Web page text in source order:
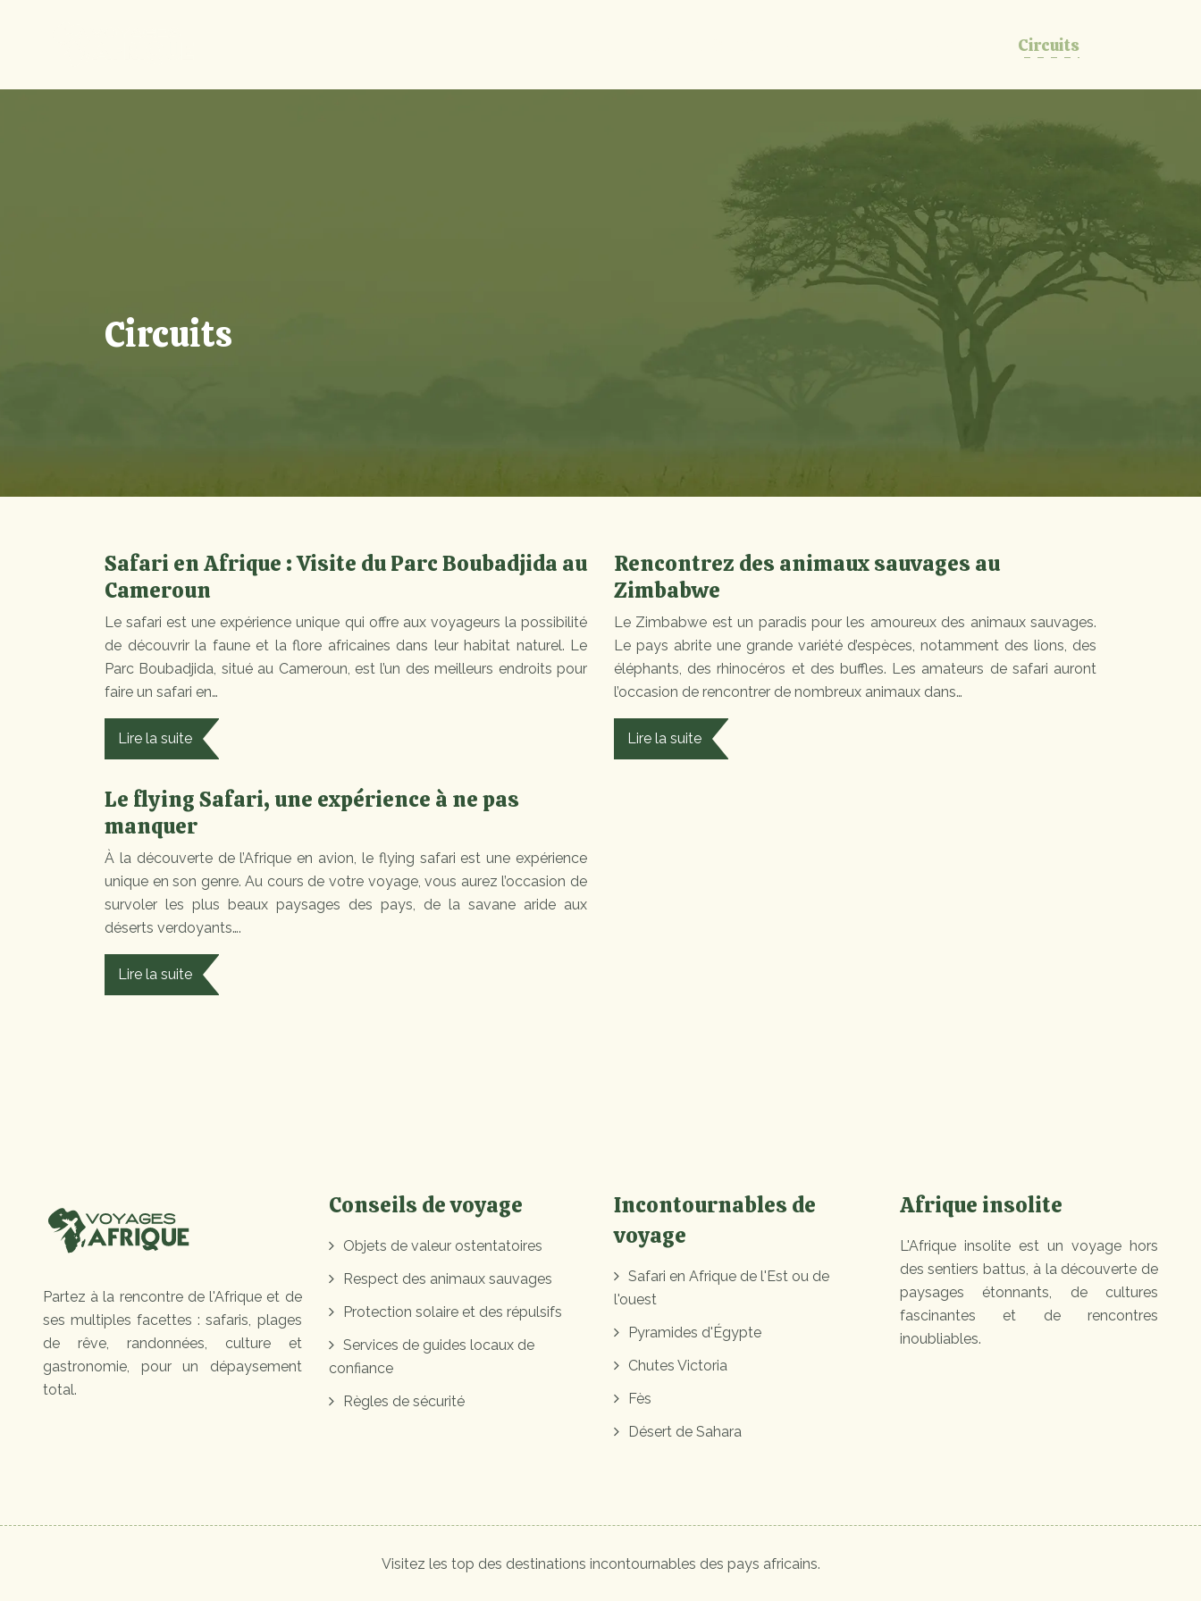
Circuits
Circuits
Safari en Afrique : Visite du Parc Boubadjida au
Cameroun
Le safari est une expérience unique qui offre aux voyageurs la possibilité
de découvrir la faune et la flore africaines dans leur habitat naturel. Le
Parc Boubadjida, situé au Cameroun, est l’un des meilleurs endroits pour
faire un safari en…
Lire la suite
Rencontrez des animaux sauvages au
Zimbabwe
Le Zimbabwe est un paradis pour les amoureux des animaux sauvages.
Le pays abrite une grande variété d’espèces, notamment des lions, des
éléphants, des rhinocéros et des buffles. Les amateurs de safari auront
l’occasion de rencontrer de nombreux animaux dans…
Lire la suite
Le flying Safari, une expérience à ne pas
manquer
À la découverte de l’Afrique en avion, le flying safari est une expérience
unique en son genre. Au cours de votre voyage, vous aurez l’occasion de
survoler les plus beaux paysages des pays, de la savane aride aux
déserts verdoyants….
Lire la suite
Partez à la rencontre de l'Afrique et de
ses multiples facettes : safaris, plages
de rêve, randonnées, culture et
gastronomie, pour un dépaysement
total.
Conseils de voyage
Objets de valeur ostentatoires
Respect des animaux sauvages
Protection solaire et des répulsifs
Services de guides locaux de
confiance
Règles de sécurité
Incontournables de
voyage
Safari en Afrique de l'Est ou de
l'ouest
Pyramides d'Égypte
Chutes Victoria
Fès
Désert de Sahara
Afrique insolite
L'Afrique insolite est un voyage hors
des sentiers battus, à la découverte de
paysages étonnants, de cultures
fascinantes et de rencontres
inoubliables.
Visitez les top des destinations incontournables des pays africains.